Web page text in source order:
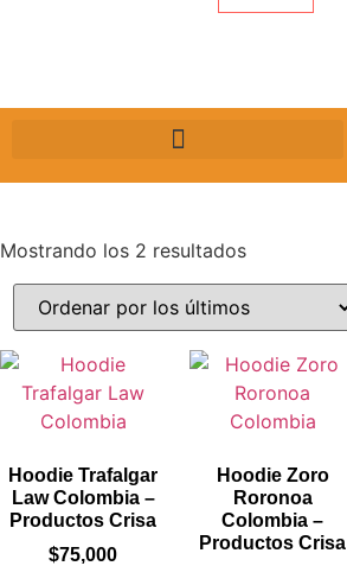
Mostrando los 2 resultados
Hoodie Trafalgar
Law Colombia –
Productos Crisa
$75,000
Hoodie Zoro
Roronoa
Colombia –
Productos Crisa